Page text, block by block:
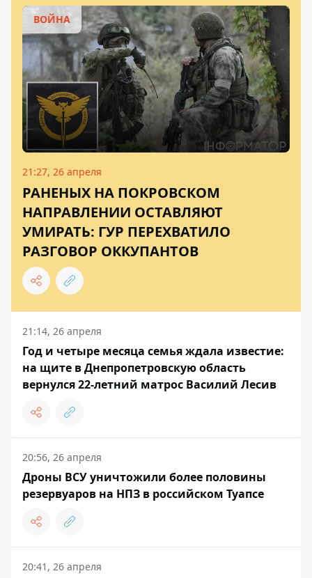
ВОЙНА
21:27, 26 апреля
РАНЕНЫХ НА ПОКРОВСКОМ
НАПРАВЛЕНИИ ОСТАВЛЯЮТ
УМИРАТЬ: ГУР ПЕРЕХВАТИЛО
РАЗГОВОР ОККУПАНТОВ
21:14, 26 апреля
Год и четыре месяца семья ждала известие:
на щите в Днепропетровскую область
вернулся 22-летний матрос Василий Лесив
20:56, 26 апреля
Дроны ВСУ уничтожили более половины
резервуаров на НПЗ в российском Туапсе
20:41, 26 апреля